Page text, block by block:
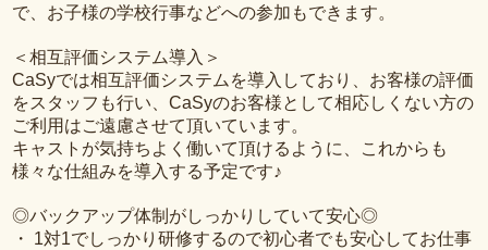
で、お子様の学校行事などへの参加もできます。
＜相互評価システム導入＞
CaSyでは相互評価システムを導入しており、お客様の評価
をスタッフも行い、CaSyのお客様として相応しくない方の
ご利用はご遠慮させて頂いています。
キャストが気持ちよく働いて頂けるように、これからも
様々な仕組みを導入する予定です♪
◎バックアップ体制がしっかりしていて安心◎
・ 1対1でしっかり研修するので初心者でも安心してお仕事